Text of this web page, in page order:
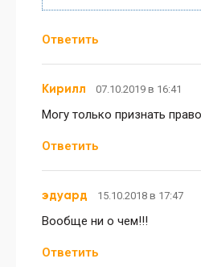
Ответить
Кирилл 07.10.2019 в 16:41
Могу только признать
Ответить
эдуард 15.10.2018 в 17:47
Вообще ни о чем!!!
Ответить